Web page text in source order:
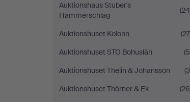
Auktionshaus Stuber's
Hammerschlag
Auktionshuset Kolonn
Auktionshuset STO Bohuslän
Auktionshuset Thelin & Johansson
Auktionshuset Thörner & Ek